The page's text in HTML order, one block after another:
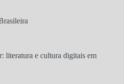
literatura e cultura digitais em